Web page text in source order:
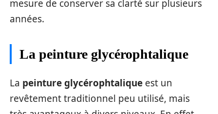
mesure de conserver sa clarté sur plusieurs
années.
La peinture glycérophtalique
La peinture glycérophtalique est un
revêtement traditionnel peu utilisé, mais